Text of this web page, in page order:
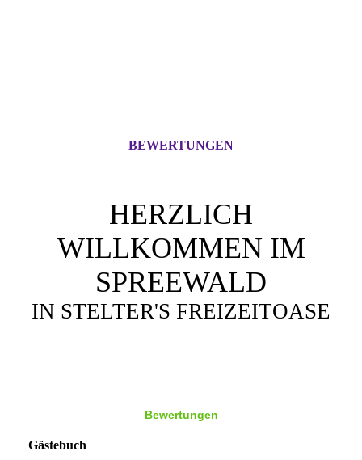
BEWERTUNGEN
HERZLICH
WILLKOMMEN IM
SPREEWALD
IN STELTER'S FREIZEITOASE
Bewertungen
Gästebuch